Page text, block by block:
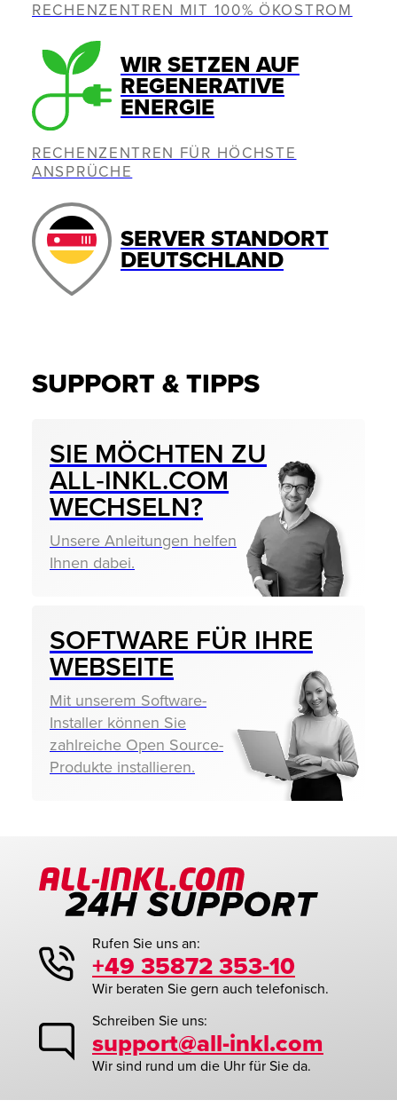
RECHENZENTREN MIT 100% ÖKOSTROM
WIR SETZEN AUF
REGENERATIVE
ENERGIE
RECHENZENTREN FÜR HÖCHSTE
ANSPRÜCHE
SERVER STANDORT
DEUTSCHLAND
SUPPORT & TIPPS
SIE MÖCHTEN ZU
ALL‑INKL.COM
WECHSELN?
Unsere Anleitungen helfen
Ihnen dabei.
SOFTWARE FÜR IHRE
WEBSEITE
Mit unserem Software-
Installer können Sie
zahlreiche Open Source-
Produkte installieren.
Rufen Sie uns an:
+49 35872 353-10
Wir beraten Sie gern auch telefonisch.
Schreiben Sie uns:
support@all-inkl.com
Wir sind rund um die Uhr für Sie da.